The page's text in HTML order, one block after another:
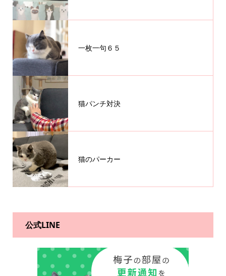
一枚一句６５
猫パンチ対決
猫のパーカー
公式LINE